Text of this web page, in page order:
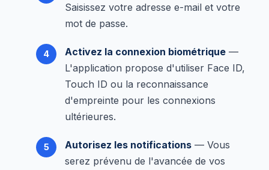
Saisissez votre adresse e-mail et votre
mot de passe.
Activez la connexion biométrique —
L'application propose d'utiliser Face ID,
Touch ID ou la reconnaissance
d'empreinte pour les connexions
ultérieures.
Autorisez les notifications — Vous
serez prévenu de l'avancée de vos